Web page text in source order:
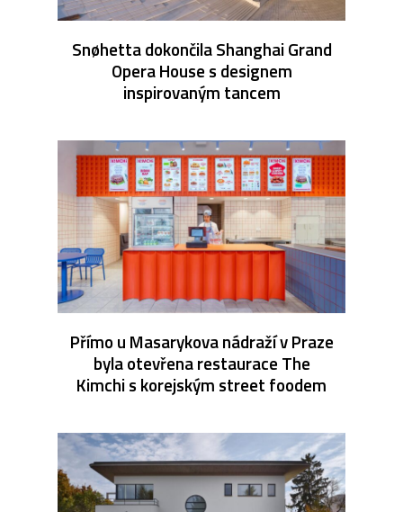
Snøhetta dokončila Shanghai Grand
Opera House s designem
inspirovaným tancem
Přímo u Masarykova nádraží v Praze
byla otevřena restaurace The
Kimchi s korejským street foodem